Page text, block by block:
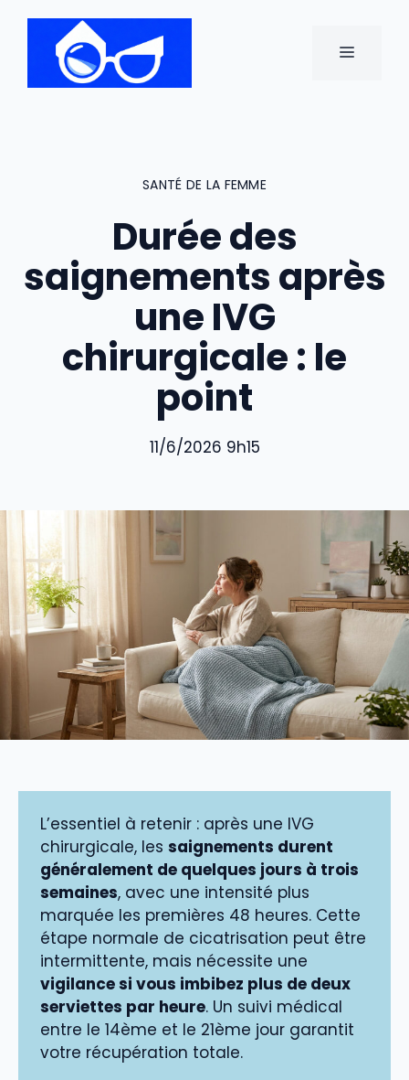
contenu
MENU
SANTÉ DE LA FEMME
Durée des
saignements après
une IVG
chirurgicale : le
point
11/6/2026 9h15
L’essentiel à retenir : après une IVG
chirurgicale, les saignements durent
généralement de quelques jours à trois
semaines, avec une intensité plus
marquée les premières 48 heures. Cette
étape normale de cicatrisation peut être
intermittente, mais nécessite une
vigilance si vous imbibez plus de deux
serviettes par heure. Un suivi médical
entre le 14ème et le 21ème jour garantit
votre récupération totale.